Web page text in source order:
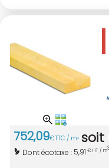
752,09€TTC / m3 soit
Dont écotaxe : 5,91 € HT / m3